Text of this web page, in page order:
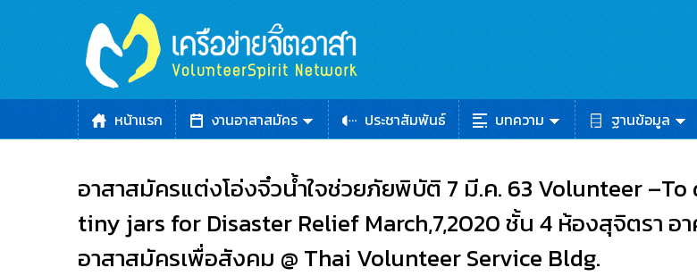
หน้าแรก งานอาสาสมัคร ประชาสัมพันธ์ บทความ ฐานข้อมูล
อาสาสมัครแต่งโอ่งจิ๋วน้ำใจช่วยภัยพิบัติ 7 มี.ค. 63 Volunteer –To
tiny jars for Disaster Relief March,7,2020 ชั้น 4 ห้องสุจิตรา อ
อาสาสมัครเพื่อสังคม @ Thai Volunteer Service Bldg.